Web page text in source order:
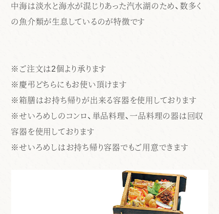
中海は淡水と海水が混じりあった汽水湖のため、数多く
の魚介類が生息しているのが特徴です
※ご注文は2個より承ります
※慶弔どちらにもお使い頂けます
※箱膳はお持ち帰りが出来る容器を使用しております
※せいろめしのコンロ、単品料理、一品料理の器は回収
容器を使用しております
※せいろめしはお持ち帰り容器でもご用意できます